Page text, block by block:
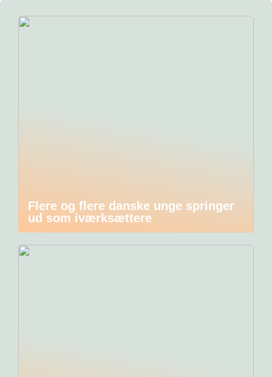
Flere og flere danske unge springer
ud som iværksættere